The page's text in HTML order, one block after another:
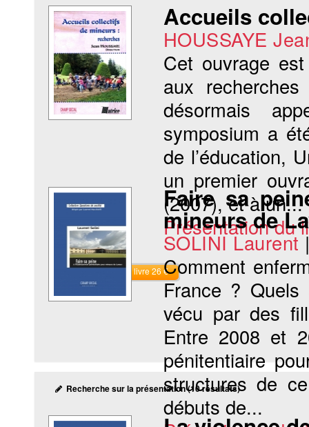
Accueils
HOUSSAYE
Cet ouvrage
aux
désormais
symposium a
de l’éducation,
un premier
(2007), et à un...
Présentation du
Commander le livre 26 €
Faire sa
mineurs de
SOLINI Laurent
Comment
France ?
vécu par des
Entre 2008 et
pénitentiaire
structures de
débuts de...
Recherche sur la présentation (10 résultats)